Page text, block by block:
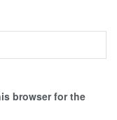
browser for the